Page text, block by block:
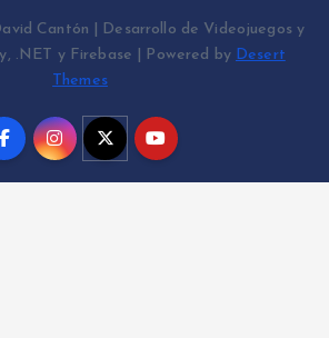
Cantón | Desarrollo de Videojuegos y
.NET y Firebase | Powered by Desert
Themes